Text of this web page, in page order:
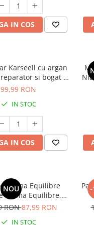
IN COS
Karseell cu argan
si bogat in
E ( pentru parul
99,99 RON
IN STOC
IN COS
NOU
Intima Equilibre
Intima Equilibre,
Intim, sanatatea
RON87,99 RON
IN STOC
-